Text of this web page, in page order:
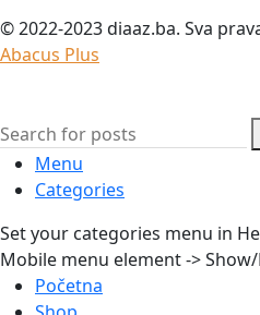
© 2022-2023 diaaz.ba. Sva
Abacus Plus
Menu
Categories
Set your categories menu in
Mobile menu element ->
Početna